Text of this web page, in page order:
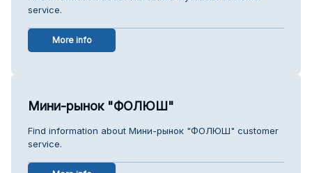
service.
More info
Мини-рынок "ФОЛЮШ"
Find information about Мини-рынок "ФОЛЮШ" customer
service.